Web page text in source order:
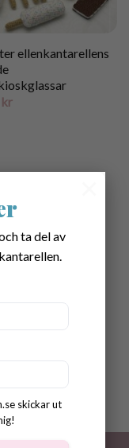
ta del av
skickar ut
ellenkantarellens
kr